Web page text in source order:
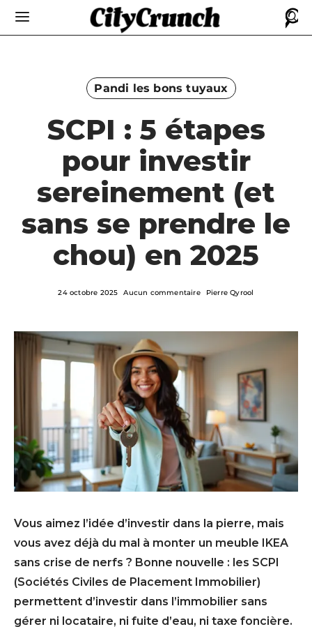
Pandi les bons tuyaux
SCPI : 5 étapes
pour investir
sereinement (et
sans se prendre le
chou) en 2025
24 octobre 2025 Aucun commentaire Pierre Qyrool
Vous aimez l’idée d’investir dans la pierre, mais
vous avez déjà du mal à monter un meuble IKEA
sans crise de nerfs ? Bonne nouvelle : les SCPI
(Sociétés Civiles de Placement Immobilier)
permettent d’investir dans l’immobilier sans
gérer ni locataire, ni fuite d’eau, ni taxe foncière.